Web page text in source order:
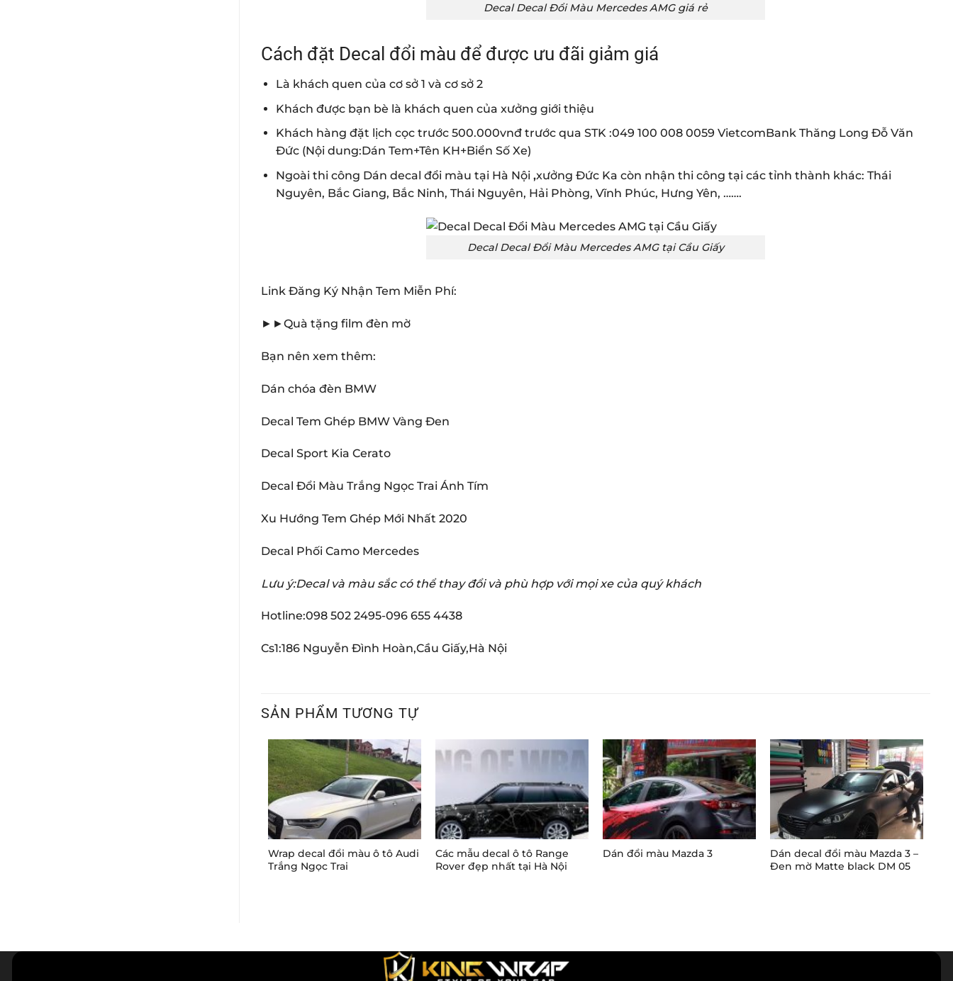
Decal Decal Đổi Màu Mercedes AMG giá rẻ
Cách đặt Decal đổi màu để được ưu đãi giảm giá
Là khách quen của cơ sở 1 và cơ sở 2
Khách được bạn bè là khách quen của xưởng giới thiệu
Khách hàng đặt lịch cọc trước 500.000vnđ trước qua STK :049 100 008 0059 VietcomBank Thăng Long Đỗ Văn
Đức (Nội dung:Dán Tem+Tên KH+Biển Số Xe)
Ngoài thi công Dán decal đổi màu tại Hà Nội ,xưởng Đức Ka còn nhận thi công tại các tỉnh thành khác: Thái
Nguyên, Bắc Giang, Bắc Ninh, Thái Nguyên, Hải Phòng, Vĩnh Phúc, Hưng Yên, …….
Decal Decal Đổi Màu Mercedes AMG tại Cầu Giấy
Link Đăng Ký Nhận Tem Miễn Phí:
►►Quà tặng film đèn mờ
Bạn nên xem thêm:
Dán chóa đèn BMW
Decal Tem Ghép BMW Vàng Đen
Decal Sport Kia Cerato
Decal Đổi Màu Trắng Ngọc Trai Ánh Tím
Xu Hướng Tem Ghép Mới Nhất 2020
Decal Phối Camo Mercedes
Lưu ý:Decal và màu sắc có thể thay đổi và phù hợp với mọi xe của quý khách
Hotline:098 502 2495-096 655 4438
Cs1:186 Nguyễn Đình Hoàn,Cầu Giấy,Hà Nội
SẢN PHẨM TƯƠNG TỰ
Wrap decal đổi màu ô tô Audi
Trắng Ngọc Trai
Các mẫu decal ô tô Range
Rover đẹp nhất tại Hà Nội
Dán đổi màu Mazda 3
Dán decal đổi màu Mazda 3 –
Đen mờ Matte black DM 05